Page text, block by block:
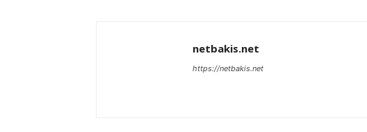
netbakis.net
https://netbakis.net